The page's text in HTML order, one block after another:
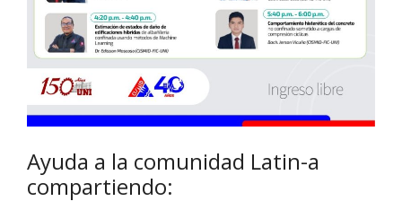
Ayuda a la comunidad Latin-a
compartiendo: